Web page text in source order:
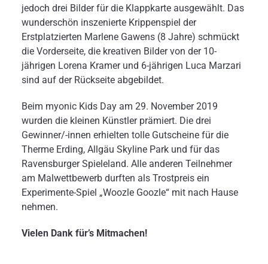
jedoch drei Bilder für die Klappkarte ausgewählt. Das
wunderschön inszenierte Krippenspiel der
Erstplatzierten Marlene Gawens (8 Jahre) schmückt
die Vorderseite, die kreativen Bilder von der 10-
jährigen Lorena Kramer und 6-jährigen Luca Marzari
sind auf der Rückseite abgebildet.
Beim myonic Kids Day am 29. November 2019
wurden die kleinen Künstler prämiert. Die drei
Gewinner/-innen erhielten tolle Gutscheine für die
Therme Erding, Allgäu Skyline Park und für das
Ravensburger Spieleland. Alle anderen Teilnehmer
am Malwettbewerb durften als Trostpreis ein
Experimente-Spiel „Woozle Goozle“ mit nach Hause
nehmen.
Vielen Dank für’s Mitmachen!